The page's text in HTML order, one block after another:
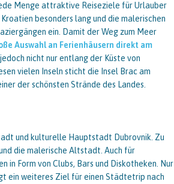
Menge attraktive Reiseziele für Urlauber
besonders lang und die malerischen
ein. Damit der Weg zum Meer
Auswahl an Ferienhäusern direkt am
nicht nur entlang der Küste von
vielen Inseln sticht die Insel Brac am
der schönsten Strände des Landes.
und kulturelle Hauptstadt Dubrovnik. Zu
die malerische Altstadt. Auch für
Form von Clubs, Bars und Diskotheken. Nur
ein weiteres Ziel für einen Städtetrip nach